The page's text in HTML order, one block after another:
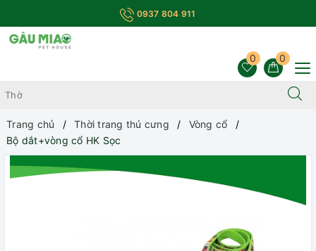
0937 804 911
0
0
Trang chủ Thời trang thú cưng
Vòng cổ
Bộ dắt+vòng cổ HK Sọc